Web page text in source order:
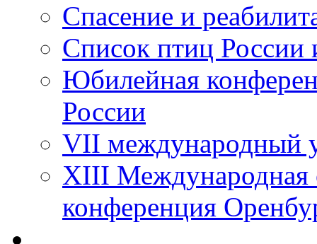
Спасение и
Список птиц России
Юбилейная
России
VII международный
XIII Международная
конференция